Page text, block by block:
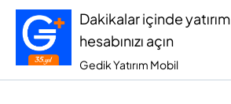
Dakikalar içinde yatırım
hesabınızı açın
Gedik Yatırım Mobil